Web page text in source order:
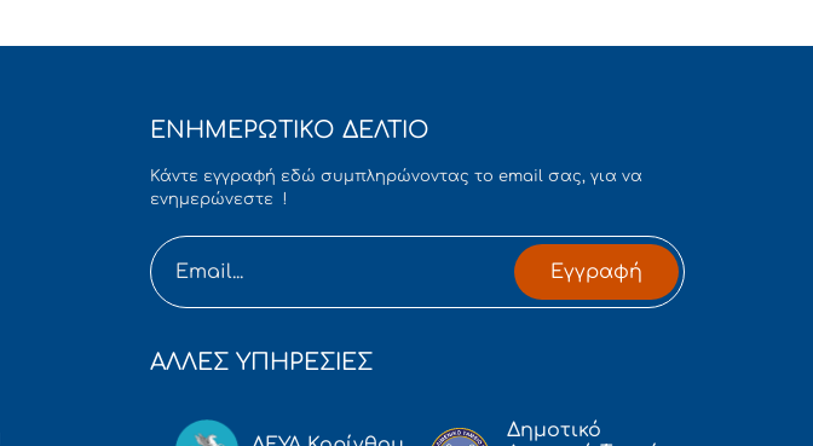
ΕΝΗΜΕΡΩΤΙΚΟ ΔΕΛΤΙΟ
Κάντε εγγραφή εδώ συμπληρώνοντας το email σας, για να
ενημερώνεστε !
Εγγραφή
ΑΛΛΕΣ ΥΠΗΡΕΣΙΕΣ
Δημοτικό